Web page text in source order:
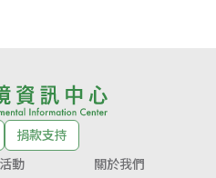
捐款支持
活動 關於我們